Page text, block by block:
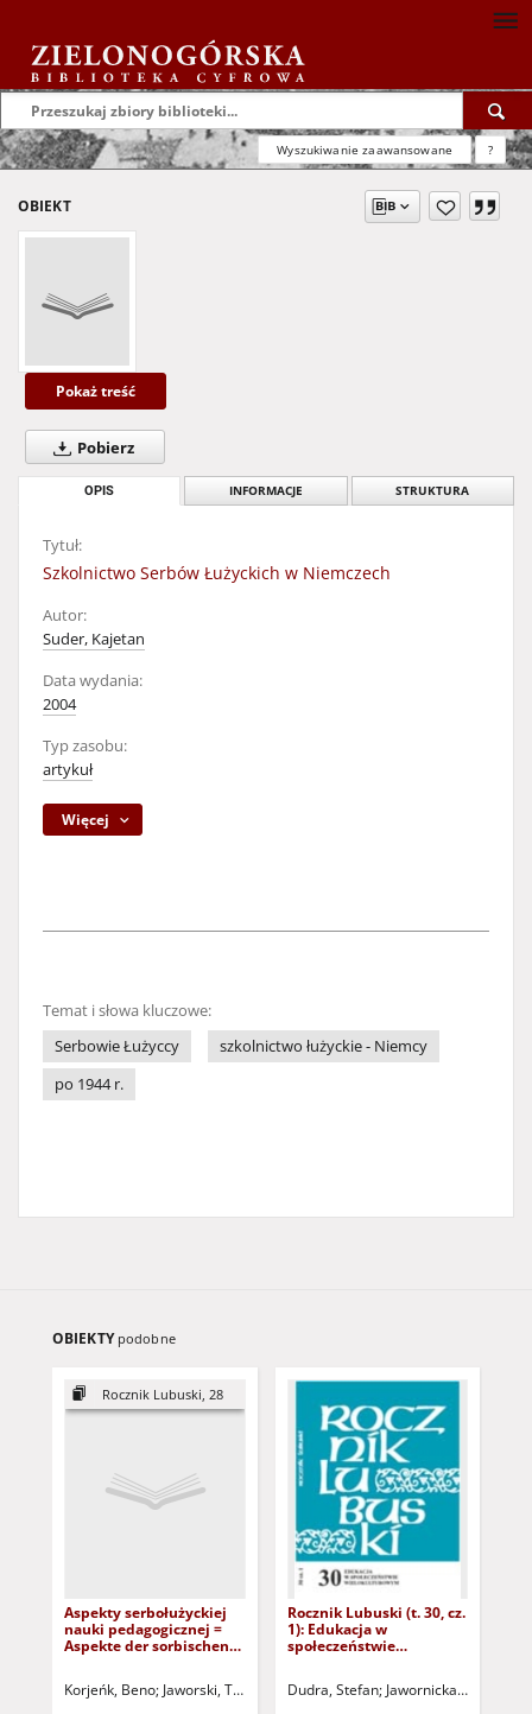
Wyszukiwanie zaawansowane ?
OBIEKT
Pokaż treść
Pobierz
OPIS INFORMACJE STRUKTURA
Tytuł:
Szkolnictwo Serbów Łużyckich w Niemczech
Autor:
Suder, Kajetan
Data wydania:
2004
Typ zasobu:
artykuł
Więcej
Temat i słowa kluczowe:
Serbowie Łużyccy
szkolnictwo łużyckie - Niemcy
po 1944 r.
OBIEKTY podobne
Rocznik Lubuski, 28
Aspekty serbołużyckiej
nauki pedagogicznej =
Aspekte der sorbischen
Korjeńk, Beno Jaworski, Tomasz - red.
Rocznik Lubuski (t. 30, cz.
1): Edukacja w
społeczeństwie
Dudra, Stefan Jawornicka,